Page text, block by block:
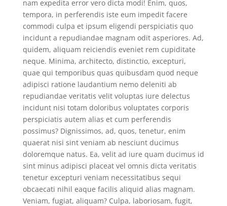
nam expedita error vero dicta modi! Enim, quos,
tempora, in perferendis iste eum impedit facere
commodi culpa et ipsum eligendi perspiciatis quo
incidunt a repudiandae magnam odit asperiores. Ad,
quidem, aliquam reiciendis eveniet rem cupiditate
neque. Minima, architecto, distinctio, excepturi,
quae qui temporibus quas quibusdam quod neque
adipisci ratione laudantium nemo deleniti ab
repudiandae veritatis velit voluptas iure delectus
incidunt nisi totam doloribus voluptates corporis
perspiciatis autem alias et cum perferendis
possimus? Dignissimos, ad, quos, tenetur, enim
quaerat nisi sint veniam ab nesciunt ducimus
doloremque natus. Ea, velit ad iure quam ducimus id
sint minus adipisci placeat vel omnis dicta veritatis
tenetur excepturi veniam necessitatibus sequi
obcaecati nihil eaque facilis aliquid alias magnam.
Veniam, fugiat, aliquam? Culpa, laboriosam, fugit,